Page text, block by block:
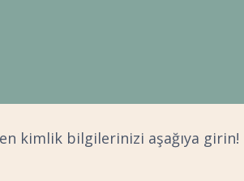
kimlik bilgilerinizi aşağıya girin!